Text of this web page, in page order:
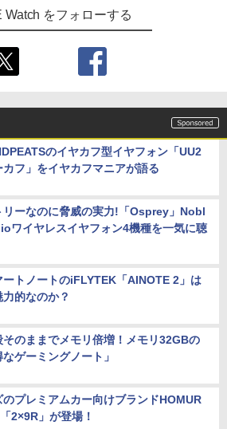
Watch をフォローする
のイヤカフ型イヤフォン「UU2
カフ」をイヤカフマニアが語る
リーなのに脅威の実力!「Osprey」Nobl
ワイヤレスイヤフォン4機種を一気に聴
ートノートのiFLYTEK「AINOTE 2」は
的なのか？
そのままでメモリ倍増！メモリ32GBの
なゲーミングノート」
のプレミアムカー向けブランドHOMUR
2×9R」が登場！